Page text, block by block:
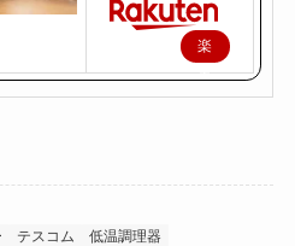
楽
天
テスコム 低温調理器